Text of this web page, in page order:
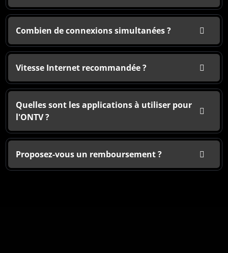
Combien de connexions simultanées ?
Vitesse Internet recommandée ?
Quelles sont les applications à utiliser pour
l'ONTV ?
Proposez-vous un remboursement ?